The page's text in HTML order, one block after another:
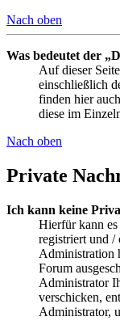
Nach oben
Was bedeutet der
Auf dieser
einschließlich
finden hier
diese im
Nach oben
Private
Ich kann keine
Hierfür kann
registriert und /
Administration
Forum
Administrator
verschicken,
Administrator,